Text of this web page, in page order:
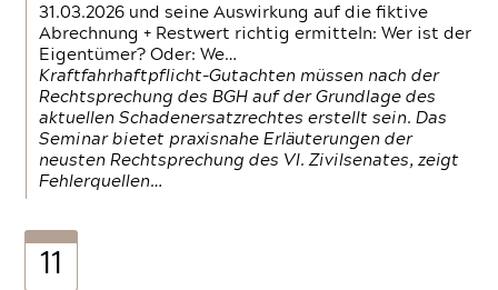
31.03.2026 und seine Auswirkung auf die fiktive
Abrechnung + Restwert richtig ermitteln: Wer ist der
Eigentümer? Oder: We…
Kraftfahrhaftpflicht-Gutachten müssen nach der
Rechtsprechung des BGH auf der Grundlage des
aktuellen Schadenersatzrechtes erstellt sein. Das
Seminar bietet praxisnahe Erläuterungen der
neusten Rechtsprechung des VI. Zivilsenates, zeigt
Fehlerquellen…
11